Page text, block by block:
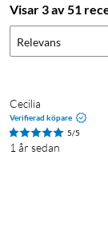
Visar 3 av 51
Relevans
Cecilia
Verifierad köpare
5/5
1 år sedan